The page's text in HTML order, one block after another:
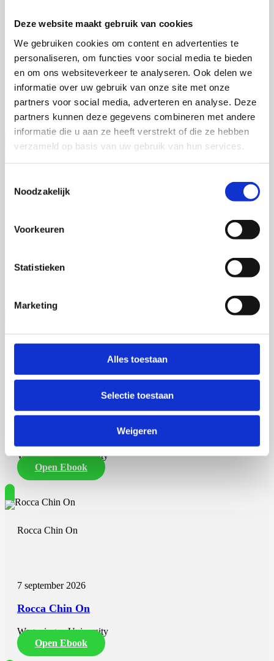
Deze website maakt gebruik van cookies
We gebruiken cookies om content en advertenties te
personaliseren, om functies voor social media te bieden
en om ons websiteverkeer te analyseren. Ook delen we
informatie over uw gebruik van onze site met onze
partners voor social media, adverteren en analyse. Deze
partners kunnen deze gegevens combineren met andere
informatie die u aan ze heeft verstrekt of die ze hebben
verzameld op basis van uw gebruik van hun services.
Noodzakelijk
Voorkeuren
Statistieken
Marketing
Alles toestaan
Selectie toestaan
Weigeren
2 september 2026
Martijn de Roij
Wageningen University
Open Ebook
16 september 2026
17 september 2026
Wageningen University
Open Ebook
Rocca Chin On
7 september 2026
Rocca Chin On
Wageningen University
Open Ebook